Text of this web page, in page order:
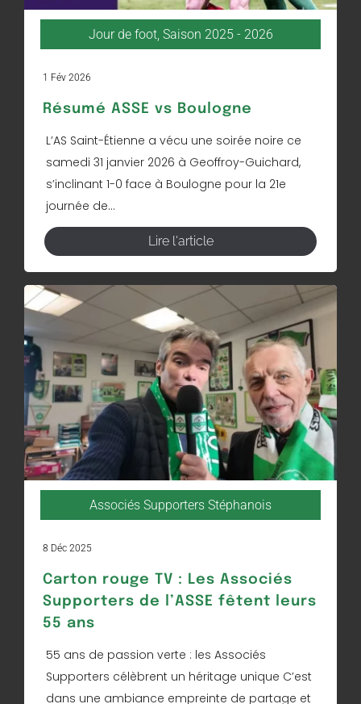
Jour de foot, Saison 2025 - 2026
1 Fév 2026
Résumé ASSE vs Boulogne
L’AS Saint-Étienne a vécu une soirée noire ce
samedi 31 janvier 2026 à Geoffroy-Guichard,
s’inclinant 1-0 face à Boulogne pour la 21e
journée de...
Lire l'article
Associés Supporters Stéphanois
8 Déc 2025
Carton rouge TV : Les Associés
Supporters de l’ASSE fêtent leurs
55 ans
55 ans de passion verte : les Associés
Supporters célèbrent un héritage unique C’est
dans une ambiance empreinte de partage et